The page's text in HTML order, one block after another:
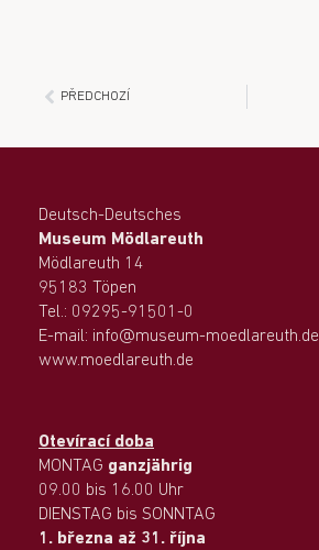
PŘEDCHOZÍ
Deutsch-Deutsches
Museum Mödlareuth
Mödlareuth 14
95183 Töpen
Tel.: 09295-91501-0
E-mail: info@museum-moedlareuth.de
www.moedlareuth.de
Otevírací doba
MONTAG ganzjährig
09.00 bis 16.00 Uhr
DIENSTAG bis SONNTAG
1. března až 31. října